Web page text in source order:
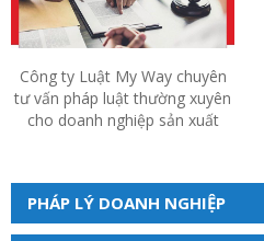
Công ty Luật My Way chuyên
tư vấn pháp luật thường xuyên
cho doanh nghiệp sản xuất
PHÁP LÝ DOANH NGHIỆP